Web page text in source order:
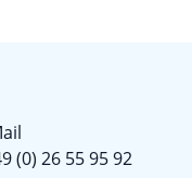
(0) 26 55 95 92